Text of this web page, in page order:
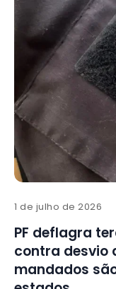
1 de julho de 2026
PF deflagra
contra desvio
mandados